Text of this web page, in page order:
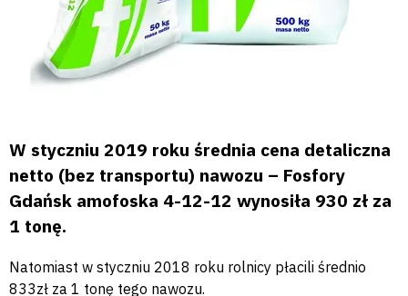
W styczniu 2019 roku średnia cena detaliczna
netto (bez transportu) nawozu – Fosfory
Gdańsk amofoska 4-12-12 wynosiła 930 zł za
1 tonę.
Natomiast w styczniu 2018 roku rolnicy płacili średnio
833zł za 1 tonę tego nawozu.